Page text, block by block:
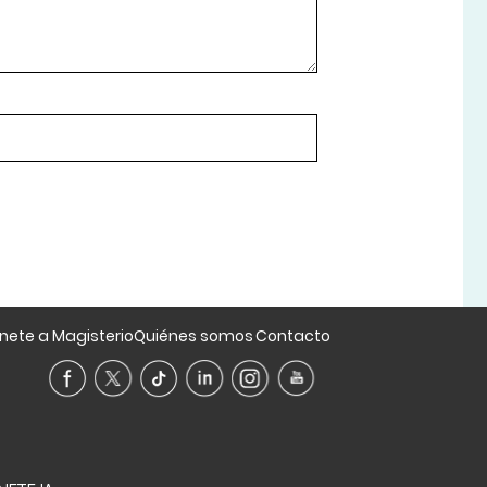
a MagisterioQuiénes somosContacto